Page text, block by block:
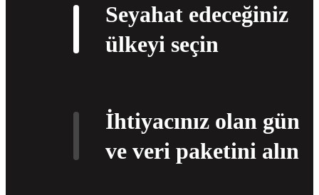
Seyahat edeceğiniz
ülkeyi seçin
İhtiyacınız olan gün
ve veri paketini alın